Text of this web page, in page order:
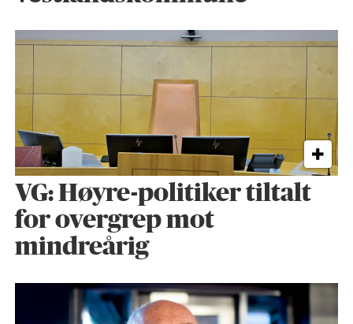
VG: Høyre-politiker tiltalt
for overgrep mot
mindreårig